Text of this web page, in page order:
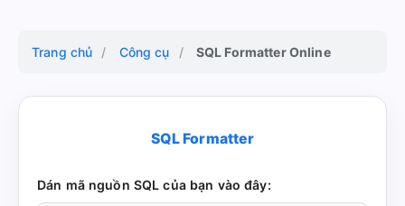
Trang chủ / Công cụ / SQL Formatter Online
SQL Formatter
Dán mã nguồn SQL của bạn vào đây: